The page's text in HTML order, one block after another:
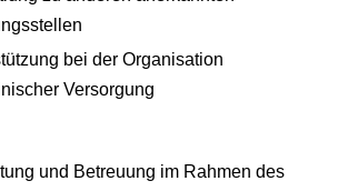
bei der Organisation
Versorgung
und Betreuung im Rahmen des